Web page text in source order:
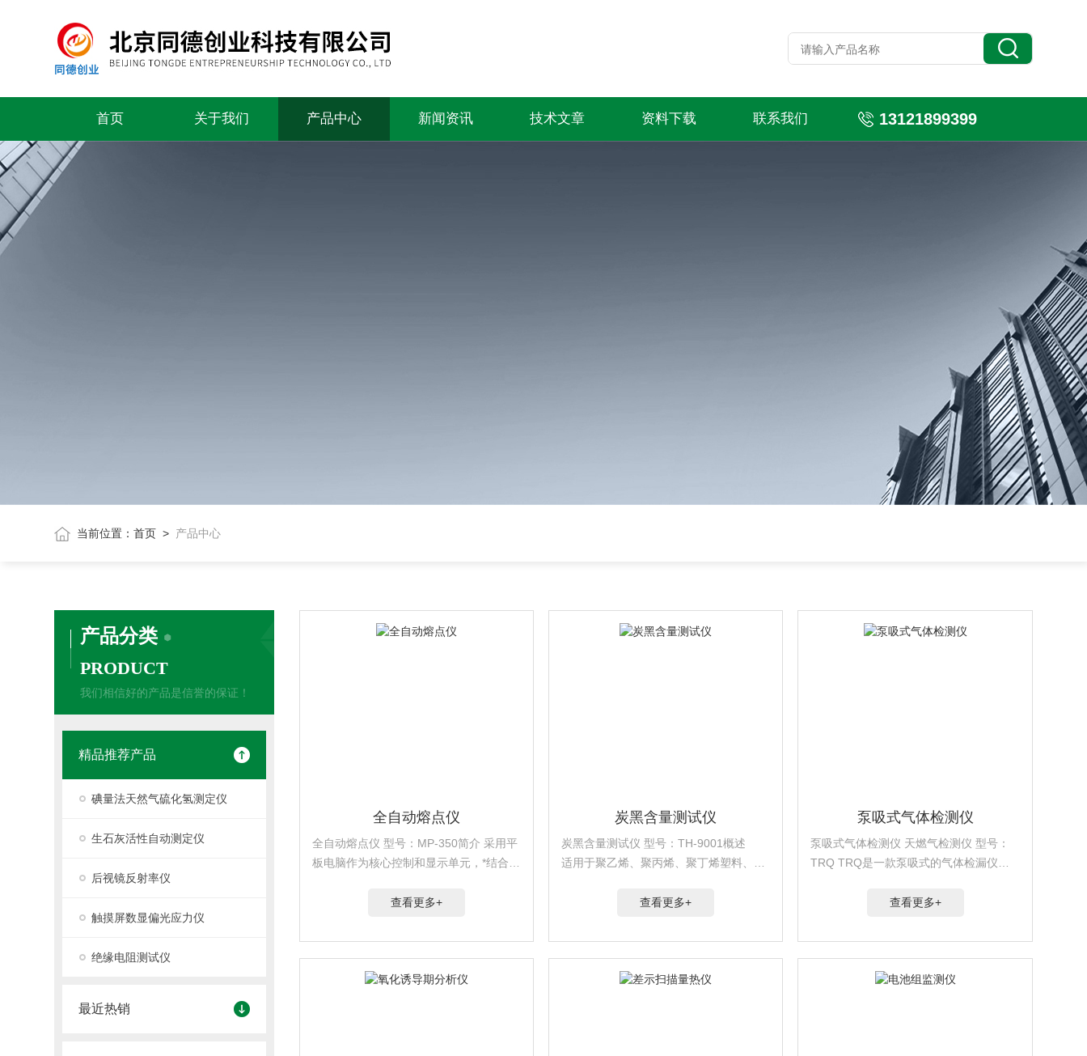
首页 关于我们 产品中心 新闻资讯 技术文章 资料下载 联系我们 13121899399
当前位置：首页 > 产品中心
产品分类
PRODUCT
我们相信好的产品是信誉的保证！
精品推荐产品
碘量法天然气硫化氢测定仪
生石灰活性自动测定仪
后视镜反射率仪
触摸屏数显偏光应力仪
绝缘电阻测试仪
最近热销
全自动熔点仪
全自动熔点仪 型号：MP-350简介 采用平
板电脑作为核心控制和显示单元，*结合控
准确、稳定、可靠的测试结果，还为用户
查看更多+
炭黑含量测试仪
炭黑含量测试仪 型号：TH-9001概述
适用于聚乙烯、聚丙烯、聚丁烯塑料、电
查看更多+
泵吸式气体检测仪
泵吸式气体检测仪 天燃气检测仪 型号：
TRQ TRQ是一款泵吸式的气体检漏仪
更适合寻找，检测泄漏气体的位置。体积
性探头，手感...
查看更多+